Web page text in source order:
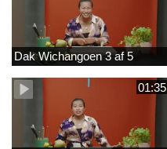
Dak Wichangoen 3 af 5
01:35